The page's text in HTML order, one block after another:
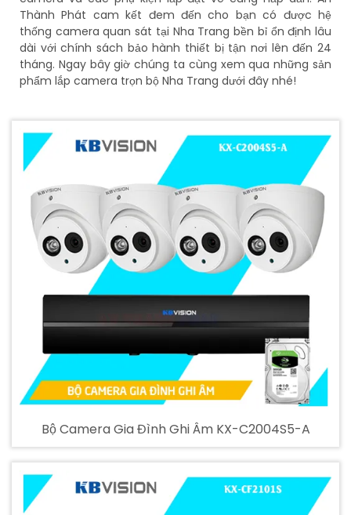
Thành Phát cam kết đem đến cho bạn có được hệ
thống camera quan sát tại Nha Trang bền bỉ ổn định lâu
dài với chính sách bảo hành thiết bị tận nơi lên đến 24
tháng. Ngay bây giờ chúng ta cùng xem qua những sản
phẩm lắp camera trọn bộ Nha Trang dưới đây nhé!
Bộ Camera Gia Đình Ghi Âm KX-C2004S5-A